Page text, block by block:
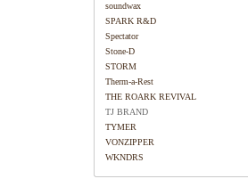
soundwax
SPARK R&D
Spectator
Stone-D
STORM
Therm-a-Rest
THE ROARK REVIVAL
TJ BRAND
TYMER
VONZIPPER
WKNDRS